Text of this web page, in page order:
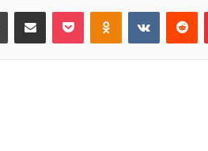
بينتيريست بوكيت